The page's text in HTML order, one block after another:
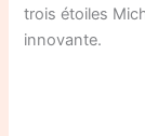
trois étoiles
innovante.